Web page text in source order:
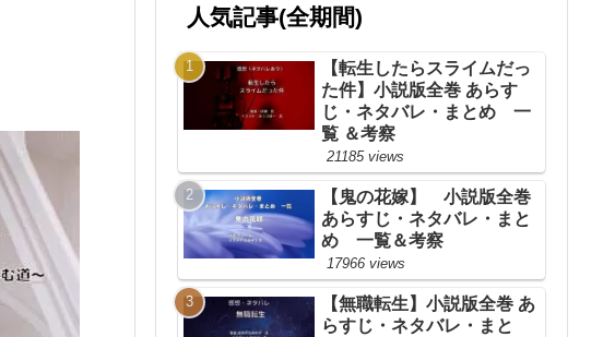
人気記事(全期間)
【転生したらスライムだっ
た件】小説版全巻 あらす
じ・ネタバレ・まとめ 一
覧 ＆考察
21185 views
【鬼の花嫁】 小説版全巻
あらすじ・ネタバレ・まと
め 一覧＆考察
17966 views
【無職転生】小説版全巻 あ
らすじ・ネタバレ・まと